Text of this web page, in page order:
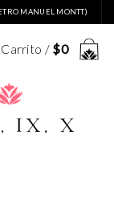
MANUEL MONTT)
Carrito / $0